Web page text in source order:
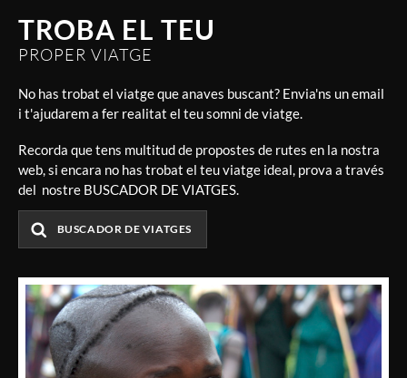
TROBA EL TEU
PROPER VIATGE
No has trobat el viatge que anaves buscant? Envia'ns un email
i t'ajudarem a fer realitat el teu somni de viatge.
Recorda que tens multitud de propostes de rutes en la nostra
web, si encara no has trobat el teu viatge ideal, prova a través
del nostre BUSCADOR DE VIATGES.
BUSCADOR DE VIATGES